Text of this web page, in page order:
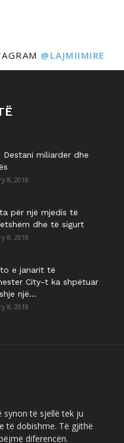
@LAJMIIMIRE
Destani miliarder dhe
8, 2018
për një mjedis të
dhe të sigurt
8, 2018
e janarit të
City-t ka shpëtuar
një...
8, 2018
të sjellë tek ju
të dobishme. Të gjithë
diferencën.